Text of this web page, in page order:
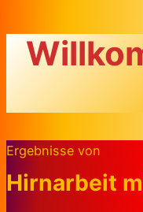
Ergebnisse von
Hirnarbeit